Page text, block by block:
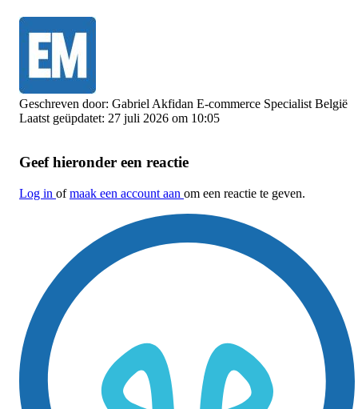
Geschreven door: Gabriel Akfidan E-commerce Specialist België
Laatst geüpdatet: 27 juli 2026 om 10:05
Geef hieronder een reactie
Log in ofmaak een account aan om een reactie te geven.